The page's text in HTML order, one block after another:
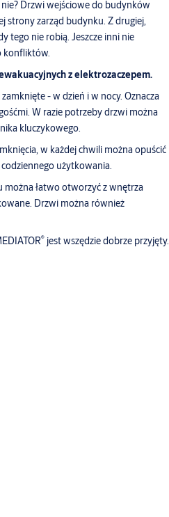
Drzwi wejściowe do budynków
strony zarząd budynku. Z drugiej,
tego nie robią. Jeszcze inni nie
konfliktów.
z elektrozaczepem.
- w dzień i w nocy. Oznacza
W razie potrzeby drzwi można
kluczykowego.
w każdej chwili można opuścić
użytkowania.
łatwo otworzyć z wnętrza
Drzwi można również
® jest wszędzie dobrze przyjęty.
Specjaliści ds.